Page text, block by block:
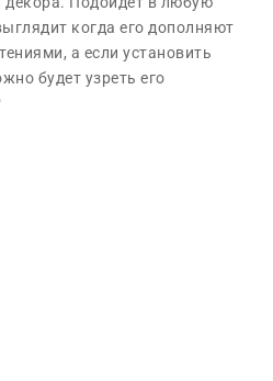
когда его дополняют
а если установить
будет узреть его